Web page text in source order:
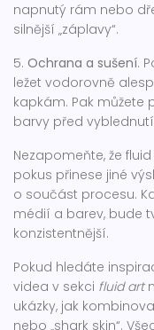
napnutý rám nebo
silnější „záplavy“.
5. Ochrana a sušení.
ležet vodorovně
kapkám. Pak můžete
barvy před
Nezapomeňte, že
pokus přinese jiné
o součást procesu.
médií a barev, bude
konzistentnější.
Pokud hledáte
videa v sekci fluid art
ukázky, jak
nebo „shark skin“.